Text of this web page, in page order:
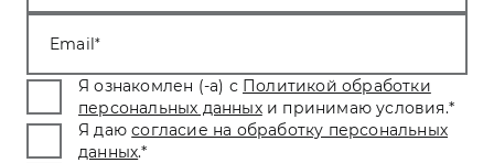
Email
Я ознакомлен (-а) с Политикой обработки
персональных данных и принимаю условия.*
Я даю согласие на обработку персональных
данных.*